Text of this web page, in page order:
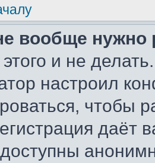
вообще нужно
и не
настроил
чтобы
даёт